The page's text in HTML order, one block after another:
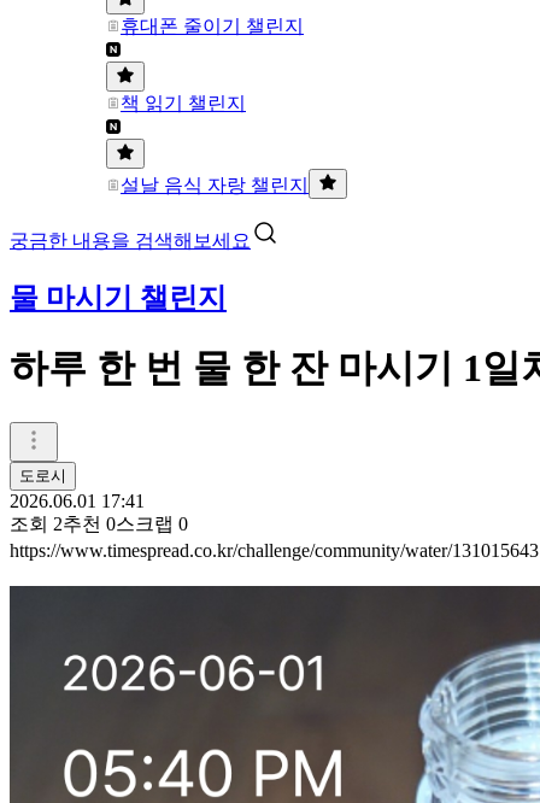
휴대폰 줄이기 챌린지
책 읽기 챌린지
설날 음식 자랑 챌린지
궁금한 내용을 검색해보세요
물 마시기 챌린지
하루 한 번 물 한 잔 마시기 1일
도로시
2026.06.01 17:41
조회 2추천 0스크랩 0
https://www.timespread.co.kr/challenge/community/water/